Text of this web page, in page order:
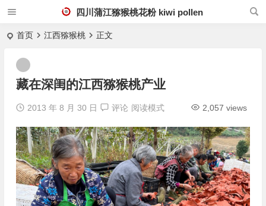
四川蒲江猕猴桃花粉 kiwi pollen
首页 江西猕猴桃 正文
藏在深闺的江西猕猴桃产业
2013 年 8 月 30 日 评论 2,057 views
阅读模式